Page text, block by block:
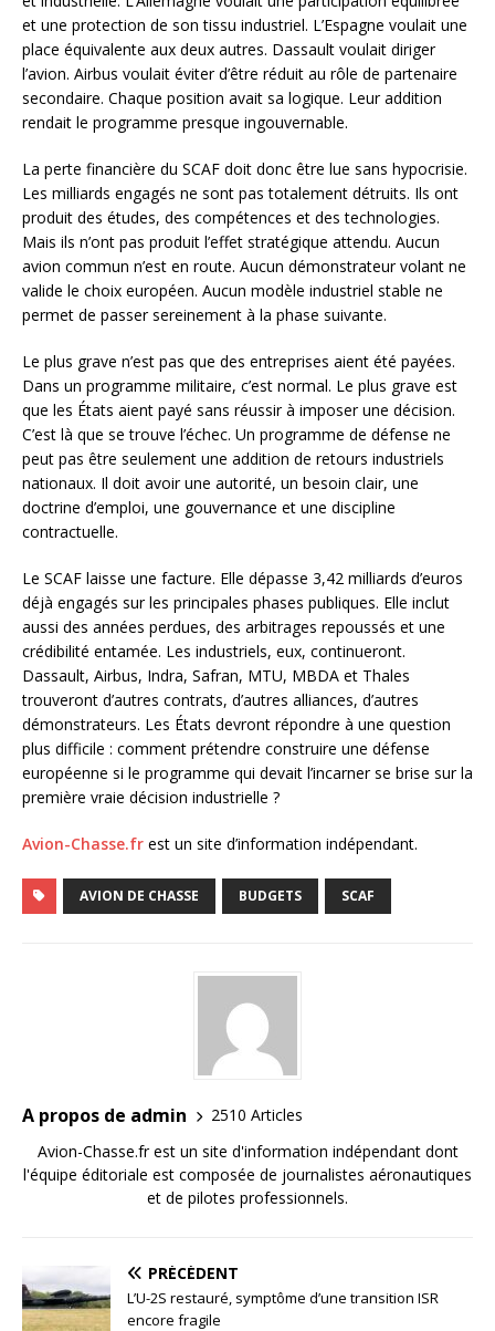
et une protection de son tissu industriel. L’Espagne voulait une
place équivalente aux deux autres. Dassault voulait diriger
l’avion. Airbus voulait éviter d’être réduit au rôle de partenaire
secondaire. Chaque position avait sa logique. Leur addition
rendait le programme presque ingouvernable.
La perte financière du SCAF doit donc être lue sans hypocrisie.
Les milliards engagés ne sont pas totalement détruits. Ils ont
produit des études, des compétences et des technologies.
Mais ils n’ont pas produit l’effet stratégique attendu. Aucun
avion commun n’est en route. Aucun démonstrateur volant ne
valide le choix européen. Aucun modèle industriel stable ne
permet de passer sereinement à la phase suivante.
Le plus grave n’est pas que des entreprises aient été payées.
Dans un programme militaire, c’est normal. Le plus grave est
que les États aient payé sans réussir à imposer une décision.
C’est là que se trouve l’échec. Un programme de défense ne
peut pas être seulement une addition de retours industriels
nationaux. Il doit avoir une autorité, un besoin clair, une
doctrine d’emploi, une gouvernance et une discipline
contractuelle.
Le SCAF laisse une facture. Elle dépasse 3,42 milliards d’euros
déjà engagés sur les principales phases publiques. Elle inclut
aussi des années perdues, des arbitrages repoussés et une
crédibilité entamée. Les industriels, eux, continueront.
Dassault, Airbus, Indra, Safran, MTU, MBDA et Thales
trouveront d’autres contrats, d’autres alliances, d’autres
démonstrateurs. Les États devront répondre à une question
plus difficile : comment prétendre construire une défense
européenne si le programme qui devait l’incarner se brise sur la
première vraie décision industrielle ?
Avion-Chasse.fr est un site d’information indépendant.
AVION DE CHASSE BUDGETS SCAF
A propos de admin
2510 Articles
Avion-Chasse.fr est un site d'information indépendant dont
l'équipe éditoriale est composée de journalistes aéronautiques
et de pilotes professionnels.
PRÉCÉDENT
L’U-2S restauré, symptôme d’une transition ISR
encore fragile